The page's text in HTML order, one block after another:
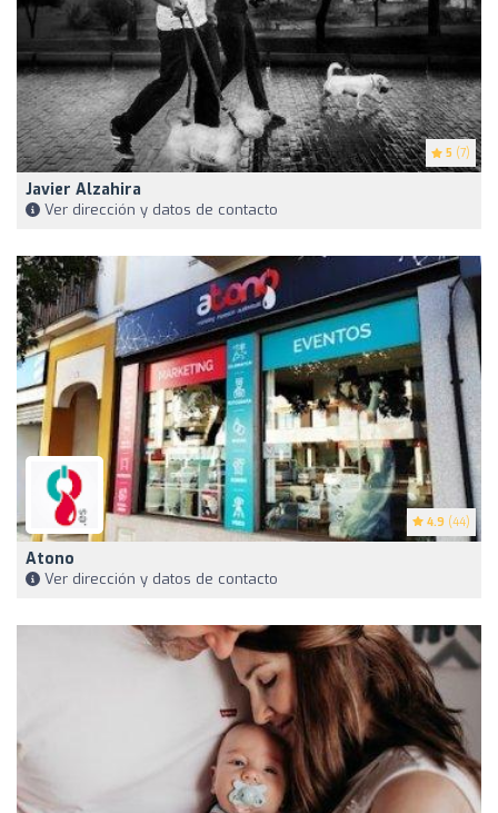
5 (7)
Javier Alzahira
Ver dirección y datos de contacto
4.9 (44)
Atono
Ver dirección y datos de contacto